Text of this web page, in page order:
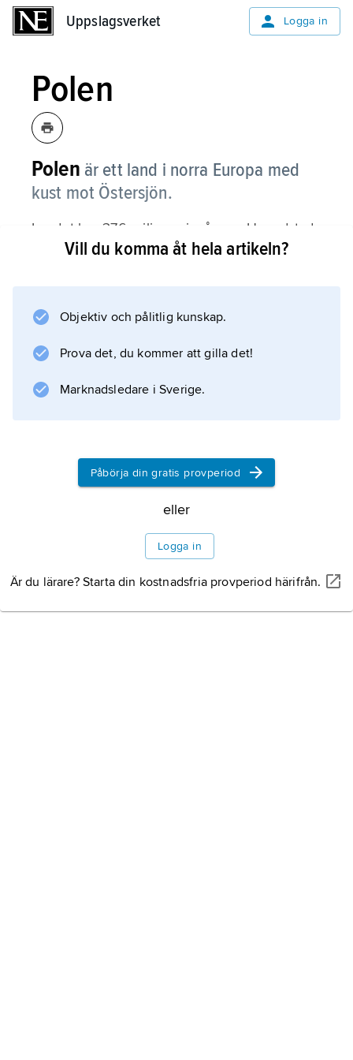
Uppslagsverket Logga in
Polen
Polen är ett land i norra Europa med
kust mot Östersjön.
Landet har 37,6 miljoner invånare. Huvudstad
är Warszawa. Se landsfakta.
Natur
Näringsliv
Politik
Historia
Vill du komma åt hela artikeln?
Objektiv och pålitlig kunskap.
Prova det, du kommer att gilla det!
Marknadsledare i Sverige.
Påbörja din gratis provperiod
eller
Logga in
Är du lärare? Starta din kostnadsfria provperiod härifrån.